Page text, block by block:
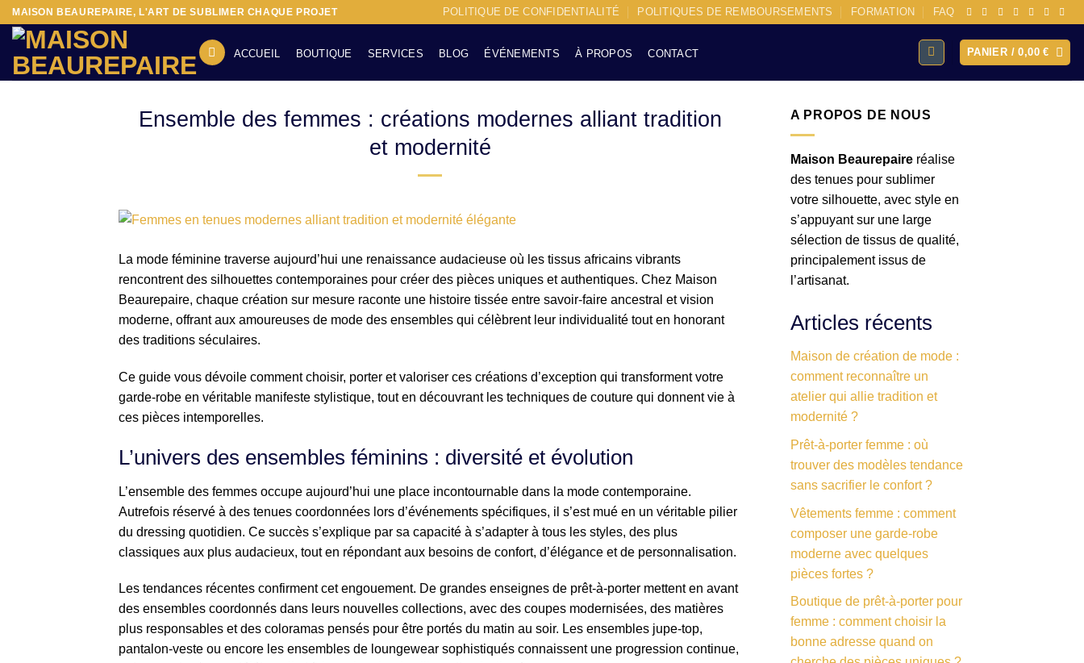
Passer
au
contenu
MAISON BEAUREPAIRE, L'ART DE SUBLIMER CHAQUE PROJET POLITIQUE DE CONFIDENTIALITÉ POLITIQUES DE REMBOURSEMENTS FORMATION FAQ
ACCUEIL BOUTIQUE SERVICES BLOG ÉVÉNEMENTS À PROPOS CONTACT PANIER /0,00€
Ensemble des femmes : créations modernes alliant tradition
et modernité
La mode féminine traverse aujourd’hui une renaissance audacieuse où les tissus africains vibrants
rencontrent des silhouettes contemporaines pour créer des pièces uniques et authentiques. Chez Maison
Beaurepaire, chaque création sur mesure raconte une histoire tissée entre savoir-faire ancestral et vision
moderne, offrant aux amoureuses de mode des ensembles qui célèbrent leur individualité tout en honorant
des traditions séculaires.
Ce guide vous dévoile comment choisir, porter et valoriser ces créations d’exception qui transforment votre
garde-robe en véritable manifeste stylistique, tout en découvrant les techniques de couture qui donnent vie à
ces pièces intemporelles.
L’univers des ensembles féminins : diversité et évolution
L’ensemble des femmes occupe aujourd’hui une place incontournable dans la mode contemporaine.
Autrefois réservé à des tenues coordonnées lors d’événements spécifiques, il s’est mué en un véritable pilier
du dressing quotidien. Ce succès s’explique par sa capacité à s’adapter à tous les styles, des plus
classiques aux plus audacieux, tout en répondant aux besoins de confort, d’élégance et de personnalisation.
Les tendances récentes confirment cet engouement. De grandes enseignes de prêt-à-porter mettent en avant
des ensembles coordonnés dans leurs nouvelles collections, avec des coupes modernisées, des matières
plus responsables et des coloramas pensés pour être portés du matin au soir. Les ensembles jupe-top,
pantalon-veste ou encore les ensembles de loungewear sophistiqués connaissent une progression continue,
A PROPOS DE NOUS
Maison Beaurepaireréalise
des tenues pour sublimer
votre silhouette, avec style en
s’appuyant sur une large
sélection de tissus de qualité,
principalement issus de
l’artisanat.
Articles récents
Maison de création de mode :
comment reconnaître un
atelier qui allie tradition et
modernité ?
Prêt-à-porter femme : où
trouver des modèles tendance
sans sacrifier le confort ?
Vêtements femme : comment
composer une garde-robe
moderne avec quelques
pièces fortes ?
Boutique de prêt-à-porter pour
femme : comment choisir la
bonne adresse quand on